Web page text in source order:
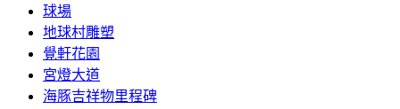
球場
地球村雕塑
覺軒花園
宮燈大道
海豚吉祥物里程碑